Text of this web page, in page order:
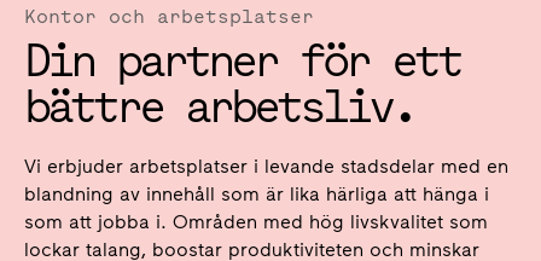
Kontor och arbetsplatser
Din partner för ett
bättre arbetsliv.
Vi erbjuder arbetsplatser i levande stadsdelar med en
blandning av innehåll som är lika härliga att hänga i
som att jobba i. Områden med hög livskvalitet som
lockar talang, boostar produktiviteten och minskar